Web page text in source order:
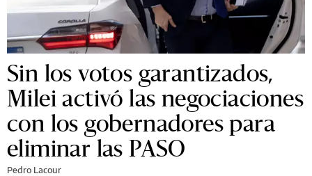
Sin los votos garantizados,
Milei activó las negociaciones
con los gobernadores para
eliminar las PASO
Pedro Lacour